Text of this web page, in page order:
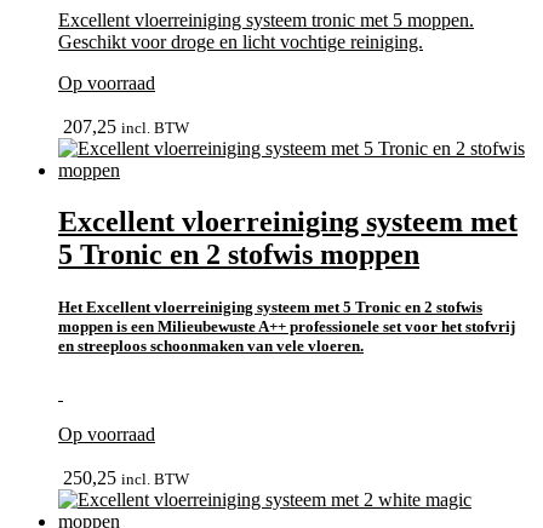
Excellent vloerreiniging systeem tronic met 5 moppen.
Geschikt voor droge en licht vochtige reiniging.
Op voorraad
207,25 incl. BTW
Excellent vloerreiniging systeem met
5 Tronic en 2 stofwis moppen
Het Excellent vloerreiniging systeem met 5 Tronic en 2 stofwis
moppen is een Milieubewuste A++ professionele set voor het stofvrij
en streeploos schoonmaken van vele vloeren.
Op voorraad
250,25 incl. BTW